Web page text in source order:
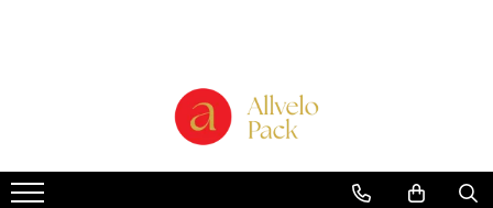
Scatole per Panettone e Torte
Scatole per Panettone e Torte con
Finestra